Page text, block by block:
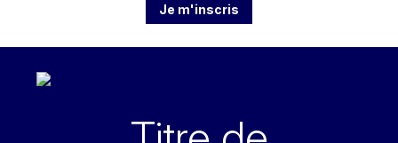
Je m'inscris